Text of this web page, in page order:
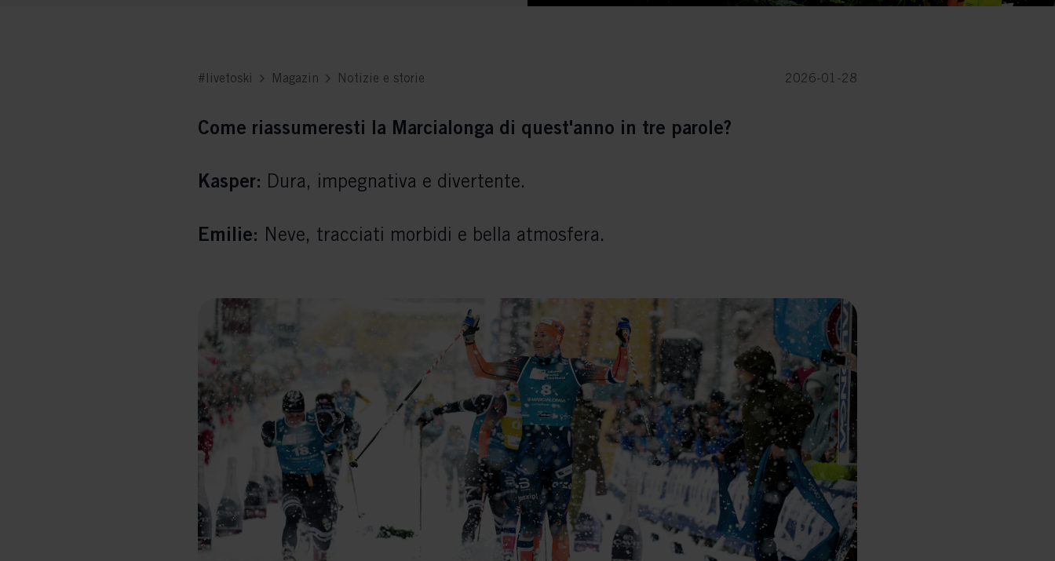
#livetoski Magazin Notizie e storie 2026-01-28
Come riassumeresti la Marcialonga di quest'anno in tre parole?
Kasper: Dura, impegnativa e divertente.
Emilie: Neve, tracciati morbidi e bella atmosfera.